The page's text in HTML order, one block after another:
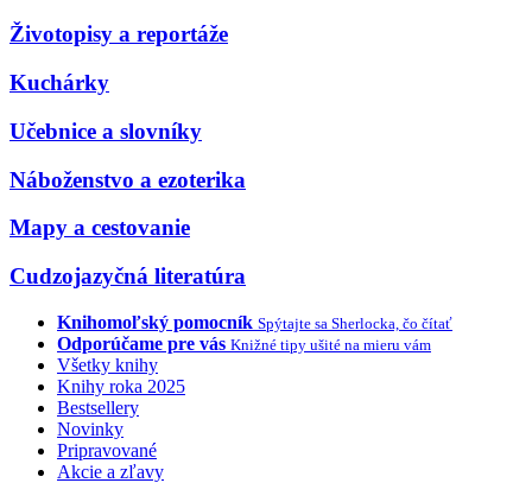
Životopisy a reportáže
Kuchárky
Učebnice a slovníky
Náboženstvo a ezoterika
Mapy a cestovanie
Cudzojazyčná literatúra
Knihomoľský pomocník Spýtajte sa Sherlocka, čo čítať
Odporúčame pre vás Knižné tipy ušité na mieru vám
Všetky knihy
Knihy roka 2025
Bestsellery
Novinky
Pripravované
Akcie a zľavy